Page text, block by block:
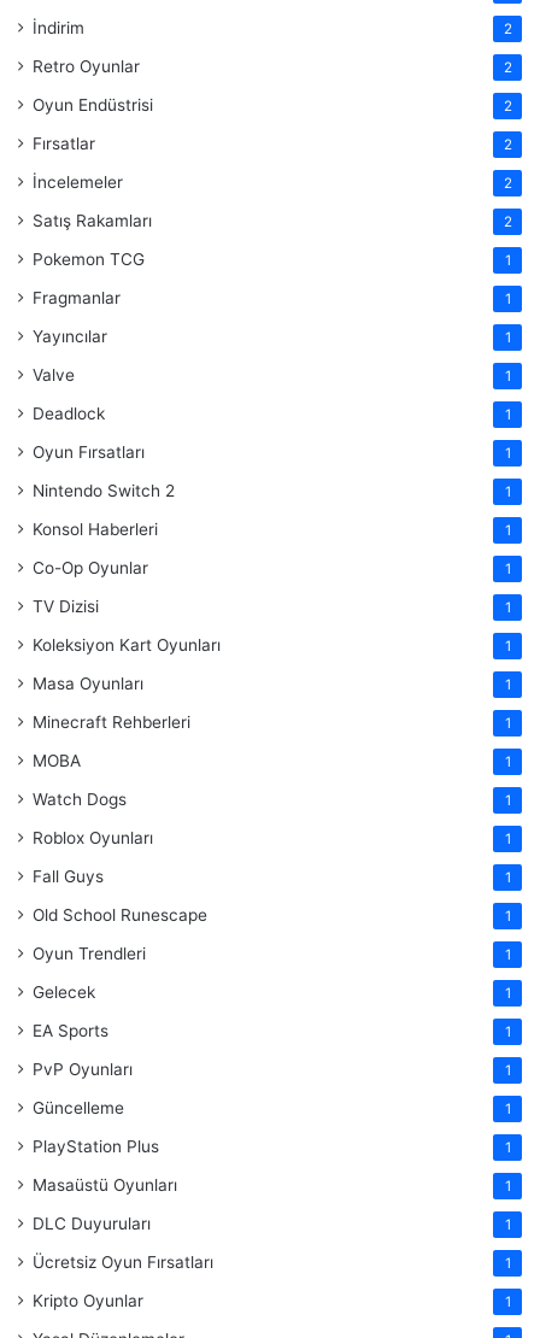
İndirim 2
Retro Oyunlar 2
Oyun Endüstrisi 2
Fırsatlar 2
İncelemeler 2
Satış Rakamları 2
Pokemon TCG 1
Fragmanlar 1
Yayıncılar 1
Valve 1
Deadlock 1
Oyun Fırsatları 1
Nintendo Switch 2 1
Konsol Haberleri 1
Co-Op Oyunlar 1
TV Dizisi 1
Koleksiyon Kart Oyunları 1
Masa Oyunları 1
Minecraft Rehberleri 1
MOBA 1
Watch Dogs 1
Roblox Oyunları 1
Fall Guys 1
Old School Runescape 1
Oyun Trendleri 1
Gelecek 1
EA Sports 1
PvP Oyunları 1
Güncelleme 1
PlayStation Plus 1
Masaüstü Oyunları 1
DLC Duyuruları 1
Ücretsiz Oyun Fırsatları 1
Kripto Oyunlar 1